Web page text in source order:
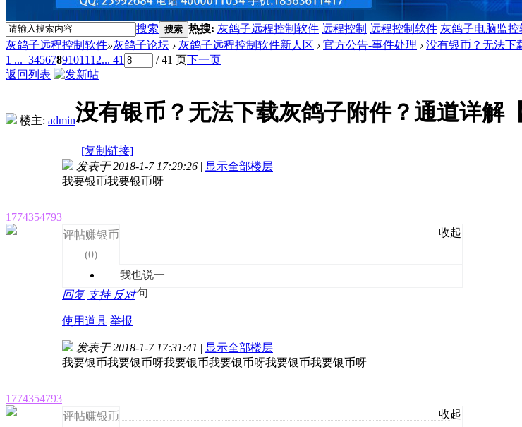
搜索 搜索 热搜: 灰鸽子远程控制软件 远程控制 远程控制软件 灰鸽子电脑监控
灰鸽子远程控制软件»灰鸽子论坛 › 灰鸽子远程控制软件新人区 › 官方公告-事件处理 › 没有银币？无法下
1 ... 34567891011 12... 41 / 41 页下一页
返回列表
楼主: admin没有银币？无法下载灰鸽子附件？通道详解
[复制链接]
1774354793
发表于 2018-1-7 17:29:26 | 显示全部楼层
我要银币我要银币呀
评帖赚银币
(0)
收起
我也说一
句
回复 支持 反对
使用道具 举报
1774354793
发表于 2018-1-7 17:31:41 | 显示全部楼层
我要银币我要银币呀我要银币我要银币呀我要银币我要银币呀
评帖赚银币 收起